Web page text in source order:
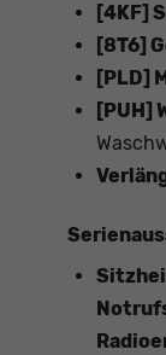
[4KF]
[8T6]
[PLD]
[PUH]